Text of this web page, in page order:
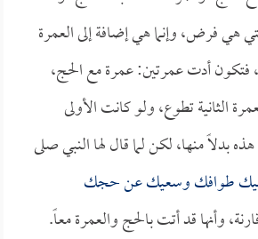
هي فرض، وإنما هي إضافة إلى العمرة
أدت عمرتين: عمرة مع الحج،
الثانية تطوع، ولو كانت الأولى
بدلاً منها، لكن لما قال لها النبي صلى
طوافك وسعيك عن حجك
وأنها قد أتت بالحج والعمرة معاً.